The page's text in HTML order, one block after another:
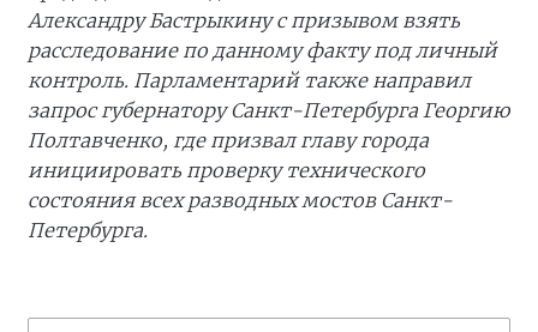
Александру Бастрыкину с призывом взять
расследование по данному факту под личный
контроль. Парламентарий также направил
запрос губернатору Санкт-Петербурга Георгию
Полтавченко, где призвал главу города
инициировать проверку технического
состояния всех разводных мостов Санкт-
Петербурга.